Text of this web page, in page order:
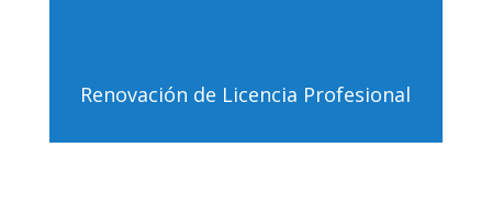
Renovación de Licencia Profesional